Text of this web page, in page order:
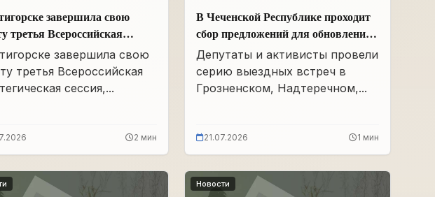
завершила свою
третья Всероссийская
сессия
завершила свою
третья Всероссийская
сессия,...
2 мин
В Чеченской Республике проходит
сбор предложений для обновления
Народной программы в сфере АПК
Депутаты и активисты провели
серию выездных встреч в
Грозненском, Надтеречном,...
21.07.2026 1 мин
Новости